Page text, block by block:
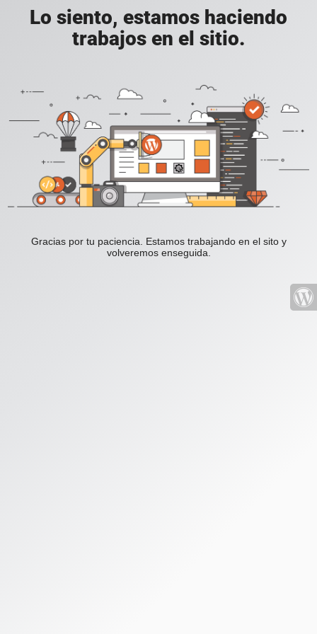
Lo siento, estamos haciendo
trabajos en el sitio.
Gracias por tu paciencia. Estamos trabajando en el sito y
volveremos enseguida.